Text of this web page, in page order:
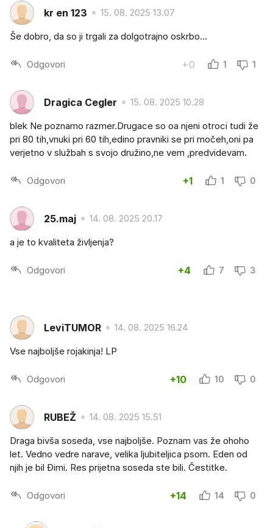
kr en 123 15. 08. 2025 13.07
Še dobro, da so ji trgali za dolgotrajno oskrbo...
Odgovori +0 1 1
Dragica Cegler 15. 08. 2025 10.28
blek Ne poznamo razmer.Drugace so oa njeni otroci tudi že
pri 80 tih,vnuki pri 60 tih,edino pravniki se pri močeh,oni pa
verjetno v službah s svojo družino,ne vem ,predvidevam.
Odgovori +1 1 0
25.maj 14. 08. 2025 20.17
a je to kvaliteta življenja?
Odgovori +4 7 3
LeviTUMOR 14. 08. 2025 16.24
Vse najboljše rojakinja! LP
Odgovori +10 10 0
RUBEŽ 14. 08. 2025 15.51
Draga bivša soseda, vse najboljše. Poznam vas že ohoho
let. Vedno vedre narave, velika ljubiteljica psom. Eden od
njih je bil Đimi. Res prijetna soseda ste bili. Čestitke.
Odgovori +14 14 0